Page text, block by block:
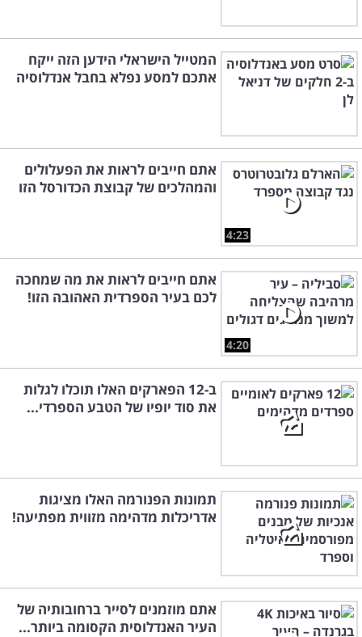
המטייל הישראלי הידען הזה ייקח
אתכם למסע נפלא בחבל אנדלוסיה
4:23
אתם חייבים לראות את הפעלולים
והמהלכים של קבוצת הכדורסל הזו
4:20
אתם חייבים לראות את מה שמחכה
לכם בעיר הספרדית האהובה הזו!
ב-12 הפארקים האלו תוכלו לגלות
את סוד יופיו של הטבע הספרדי...
תמונות הפנורמה האלו מציגות
אדריכלות מדהימה מזווית מפתיעה!
אתם מוזמנים לסייר ברחובותיה של
העיר האנדלוסית הקסומה ביותר...